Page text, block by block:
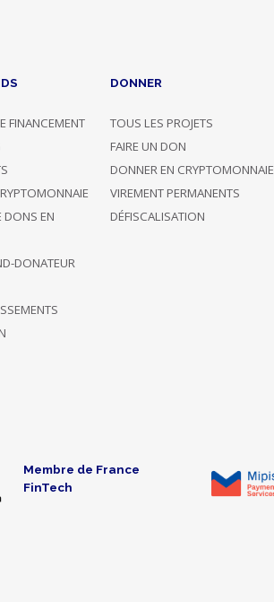
FINANCEMENT
DONS EN
DONATEUR
DONNER
TOUS LES PROJETS
FAIRE UN DON
DONNER EN CRYPTOMONNAIE
VIREMENT PERMANENTS
DÉFISCALISATION
Membre de France
FinTech